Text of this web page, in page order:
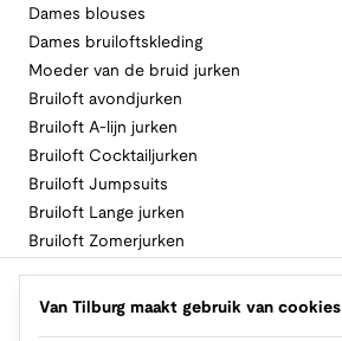
Dames blouses
Dames bruiloftskleding
Moeder van de bruid jurken
Bruiloft avondjurken
Bruiloft A-lijn jurken
Bruiloft Cocktailjurken
Bruiloft Jumpsuits
Bruiloft Lange jurken
Bruiloft Zomerjurken
Volg Van Tilburg
Van Tilburg maakt gebruik van cookies